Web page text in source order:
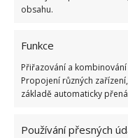
obsahu.
Funkce
Přiřazování a
Propojení různých
základě automaticky
Používání přesných